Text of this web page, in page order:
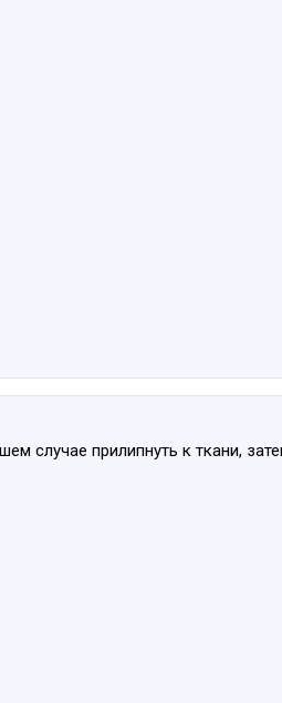
случае прилипнуть к ткани,